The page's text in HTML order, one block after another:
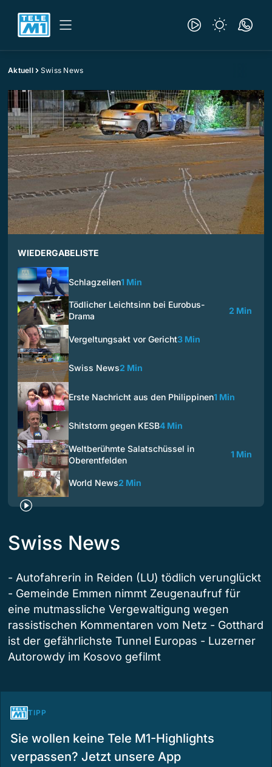
Aktuell Swiss News
WIEDERGABELISTE
Schlagzeilen1 Min
Tödlicher Leichtsinn bei Eurobus-
Drama
2 Min
Vergeltungsakt vor Gericht3 Min
Swiss News2 Min
Erste Nachricht aus den Philippinen1 Min
Shitstorm gegen KESB4 Min
Weltberühmte Salatschüssel in
Oberentfelden
1 Min
World News2 Min
Swiss News
- Autofahrerin in Reiden (LU) tödlich verunglückt
- Gemeinde Emmen nimmt Zeugenaufruf für
eine mutmassliche Vergewaltigung wegen
rassistischen Kommentaren vom Netz - Gotthard
ist der gefährlichste Tunnel Europas - Luzerner
Autorowdy im Kosovo gefilmt
TIPP
Sie wollen keine Tele M1-Highlights
verpassen? Jetzt unsere App